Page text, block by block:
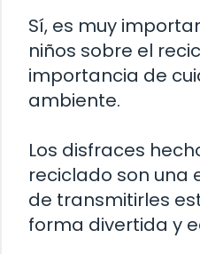
Sí, es muy
niños sobre el
importancia de
ambiente.
Los disfraces
reciclado son una
de transmitirles
forma divertida y